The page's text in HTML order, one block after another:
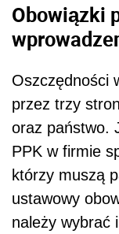
Obowiązki
Oszczędności
przez trzy
oraz państwo.
PPK w firmie
którzy muszą
ustawowy
należy wybrać